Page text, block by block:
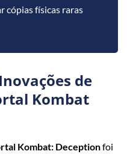
cópias físicas raras
de
Kombat
Kombat: Deceptionfoi